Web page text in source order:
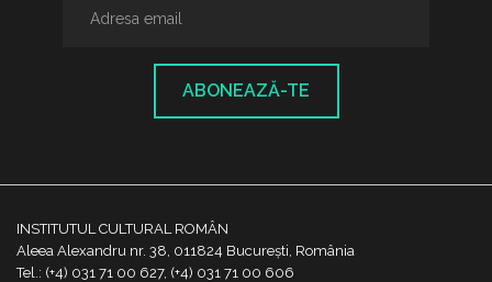
ABONEAZĂ-TE
INSTITUTUL CULTURAL ROMÂN
Aleea Alexandru nr. 38, 011824 București, România
Tel.: (+4) 031 71 00 627, (+4) 031 71 00 606